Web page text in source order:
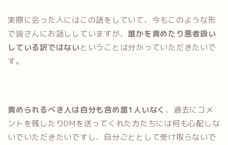
実際に会った人にはこの話をしていて、今もこのような形
で皆さんにお話ししていますが、 誰かを責めたり悪者扱い
している訳ではないということは分かっていただきたいで
す。
責められるべき人は自分も含め誰1人いなく 、過去にコメ
ントを残したりDMを送ってくれた方たちには何も心配しな
いでいただきたいですし、自分ごととして受け取らないで